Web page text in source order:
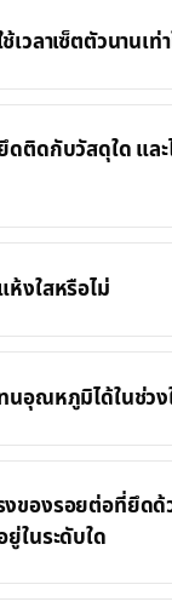
วลาเซ็ตตัวนานเท่
ติดกับวัสดุใด แล
งใสหรือไม่
อุณหภูมิได้ในช่วง
งของรอยต่อที่ยึดด้
ในระดับใด